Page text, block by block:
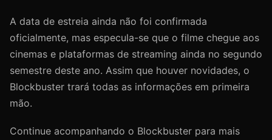
A data de estreia ainda não foi confirmada
oficialmente, mas especula-se que o filme chegue aos
cinemas e plataformas de streaming ainda no segundo
semestre deste ano. Assim que houver novidades, o
Blockbuster trará todas as informações em primeira
mão.
Continue acompanhando o Blockbuster para mais